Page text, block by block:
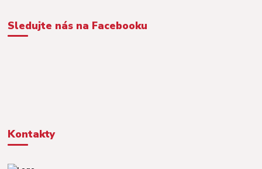
Sledujte nás na Facebooku
Kontakty